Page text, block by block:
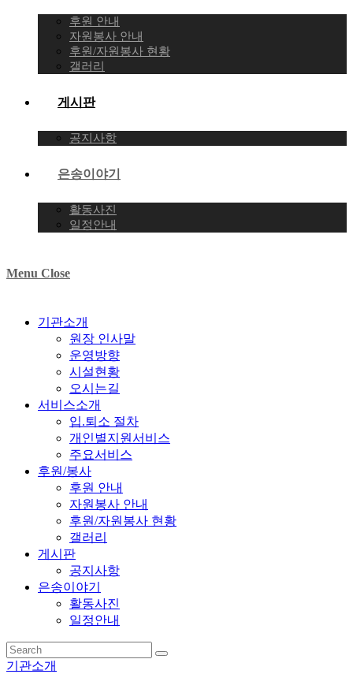
후원 안내
자원봉사 안내
후원/자원봉사 현황
갤러리
게시판
공지사항
은송이야기
활동사진
일정안내
Menu Close
기관소개
원장 인사말
운영방향
시설현황
오시는길
서비스소개
입.퇴소 절차
개인별지원서비스
주요서비스
후원/봉사
후원 안내
자원봉사 안내
후원/자원봉사 현황
갤러리
게시판
공지사항
은송이야기
활동사진
일정안내
기관소개